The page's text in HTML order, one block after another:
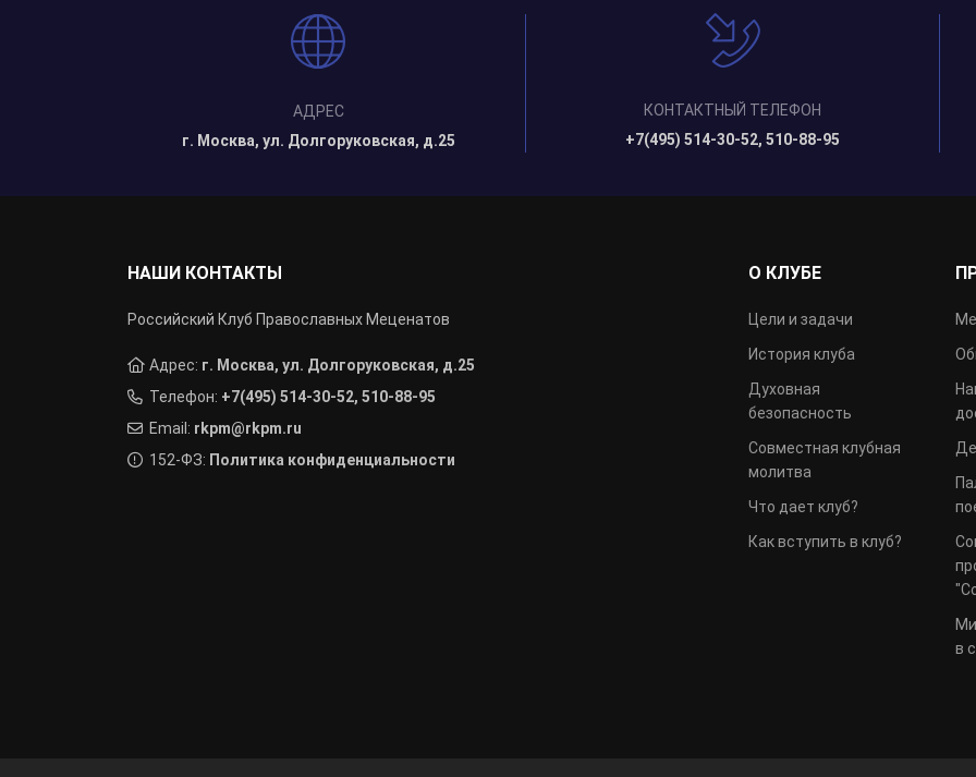
АДРЕС
г. Москва, ул. Долгоруковская, д.25
КОНТАКТНЫЙ ТЕЛЕФОН
+7(495) 514-30-52, 510-88-95
НАШИ КОНТАКТЫ
Российский Клуб Православных Меценатов
Адрес: г. Москва, ул. Долгоруковская, д.25
Телефон: +7(495) 514-30-52, 510-88-95
Email: rkpm@rkpm.ru
152-ФЗ: Политика конфиденциальности
О КЛУБЕ
Цели и задачи
История клуба
Духовная
безопасность
Совместная клубная
молитва
Что дает клуб?
Как вступить в клуб?
в